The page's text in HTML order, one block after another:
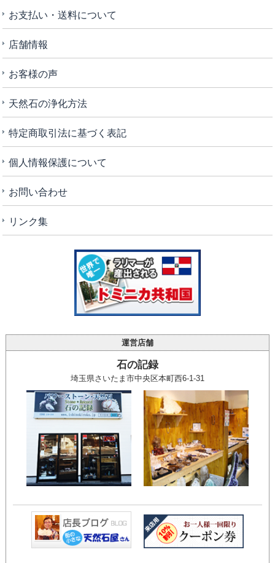
お支払い・送料について
店舗情報
お客様の声
天然石の浄化方法
特定商取引法に基づく表記
個人情報保護について
お問い合わせ
リンク集
運営店舗
石の記録
埼玉県さいたま市中央区本町西6-1-31